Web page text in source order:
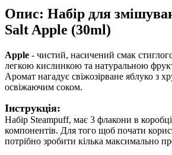
Опис: Набір для
Salt Apple (30ml)
Apple - чистий, насичений смак
легкою кислинкою та натуральною
Аромат нагадує свіжозірване яблуко з
освіжаючим соком.
Інструкція:
Набір Steampuff, має 3 флакони в
компонентів. Для того щоб почати
потрібно зробити кілька максимально